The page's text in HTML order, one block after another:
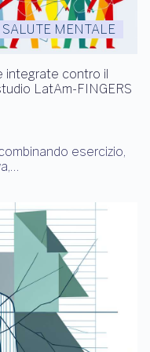
SALUTE MENTALE
integrate contro il
LatAm-FINGERS
esercizio,